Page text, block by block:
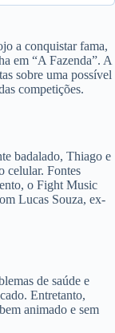
a conquistar fama,
em “A Fazenda”. A
sobre uma possível
competições.
badalado, Thiago e
celular. Fontes
o Fight Music
Lucas Souza, ex-
de saúde e
Entretanto,
animado e sem